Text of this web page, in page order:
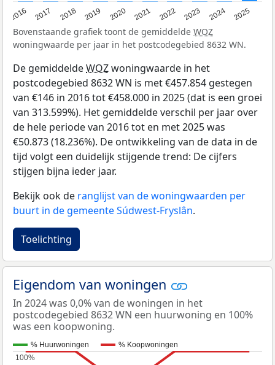
2016 2017 2018 2019 2020 2021 2022 2023 2024 2025
Bovenstaande grafiek toont de gemiddelde WOZ
woningwaarde per jaar in het postcodegebied 8632 WN.
De gemiddeldeWOZwoningwaarde in het
postcodegebied 8632 WN is met €457.854 gestegen
van €146 in 2016 tot €458.000 in 2025 (dat is een groei
van 313.599%). Het gemiddelde verschil per jaar over
de hele periode van 2016 tot en met 2025 was
€50.873 (18.236%). De ontwikkeling van de data in de
tijd volgt een duidelijk stijgende trend: De cijfers
stijgen bijna ieder jaar.
Bekijk ook de ranglijst van de woningwaarden per
buurt in de gemeente Súdwest-Fryslân.
Toelichting
Eigendom van woningen
In 2024 was 0,0% van de woningen in het
postcodegebied 8632 WN een huurwoning en 100%
was een koopwoning.
% Huurwoningen
% Koopwoningen
100%
100%